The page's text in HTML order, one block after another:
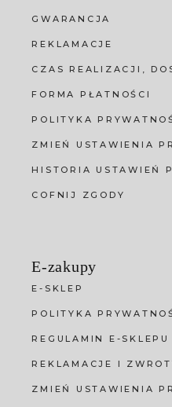
GWARANCJA
REKLAMACJE
CZAS REALIZACJI,
FORMA PŁATNOŚCI
POLITYKA
ZMIEŃ USTAWIENIA
HISTORIA USTAWIEŃ
COFNIJ ZGODY
E-zakupy
E-SKLEP
POLITYKA
REGULAMIN E-SKLEPU
REKLAMACJE I
ZMIEŃ USTAWIENIA